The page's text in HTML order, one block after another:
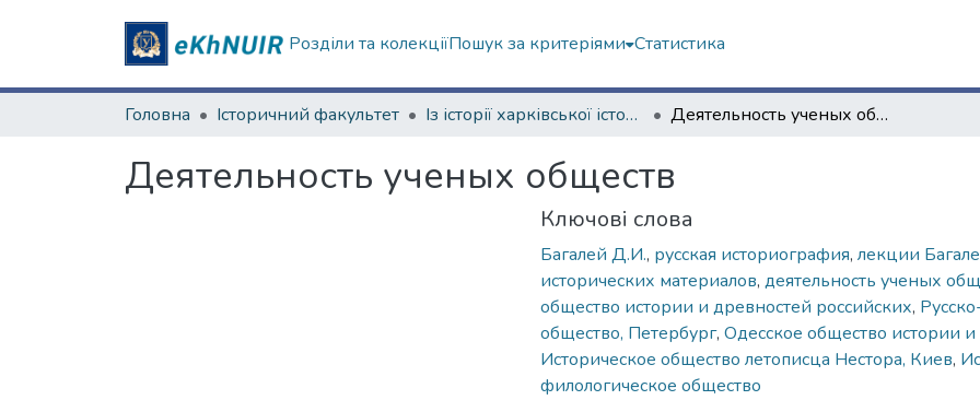
Розділи та колекціїПошук за критеріями Статистика
Головна Історичний факультет Із історії харківської історичної школи Деятельность ученых обществ
Деятельность ученых обществ
Ключові слова
Багалей Д.И., русская историография, лекции
исторических материалов, деятельность ученых
общество истории и древностей российских,
общество, Петербург, Одесское общество истории
Историческое общество летописца Нестора, Киев,
филологическое общество